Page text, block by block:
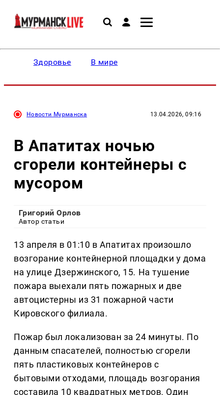
Здоровье В мире
Новости Мурманска 13.04.2026, 09:16
В Апатитах ночью
сгорели контейнеры с
мусором
Григорий Орлов
Автор статьи
13 апреля в 01:10 в Апатитах произошло
возгорание контейнерной площадки у дома
на улице Дзержинского, 15. На тушение
пожара выехали пять пожарных и две
автоцистерны из 31 пожарной части
Кировского филиала.
Пожар был локализован за 24 минуты. По
данным спасателей, полностью сгорели
пять пластиковых контейнеров с
бытовыми отходами, площадь возгорания
составила 10 квадратных метров. Один